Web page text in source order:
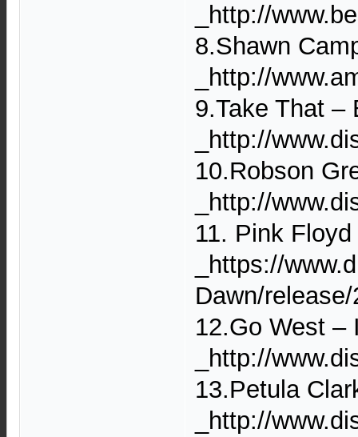
_http://
8.Shawn
_http://
9.Take That –
_http://
10.Robson
_http://
11. Pink
_https://
Dawn/
12.Go West –
_http://
13.Petula
_http://